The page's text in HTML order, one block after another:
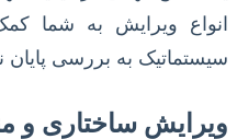
انواع ویرایش به شما
سیستماتیک به بررسی پایان
ویرایش ساختاری و